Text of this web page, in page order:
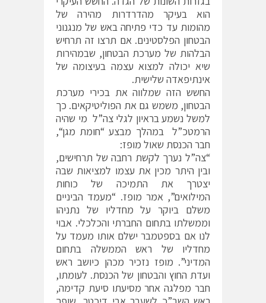
הוא בעיקר מהדרדרות מהירה של
מהומות עד כדי פתיחה באש של מנגנוני
הבטחון הפלסטינים. אם תרצו זה תרחיש
הבלהות של מערכת הבטחון, שבמהירות
שיא יכולה למצוא עצמה בעיצומה של
אינתיפאדה שלישית.
החשש הזה שמלווה את בכירי מערכת
הבטחון, משמש גם את הפוליטיקאים. כך
למשל נשמע בראיון לגלי צה”ל מי שהיה
הרמטכ”ל במהלך מבצע “חומת מגן“,
חבר הכנסת שאול מופז:
“צה”ל נערך לקשת רחבה של תרחישים,
ובין היתר מכין את עצמו למציאות שבה
יצטרך את התמיכה של כוחות
המילואים”, אמר מופז. “מעמד הביניים
משלם ביוקר על מחדליו של נתניהו
וממשלתו בתחום החברתי והכלכלי. אבוי
לנו אם בספטמבר ישלם אותו מעמד על
מחדליו של ראש הממשלה בתחום
המדיני”. מופז נזכיר מכהן כיושב ראש
ועדת החוץ והבטחון של הכנסת. לעומתו,
חבר מפלגה אחר מסיעתו סיעת קדימה,